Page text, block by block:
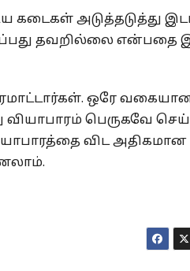
அடுத்தடுத்து இடம்
தவறில்லை என்பதை
ஒரே
வியாபாரம் பெருகவே
விட